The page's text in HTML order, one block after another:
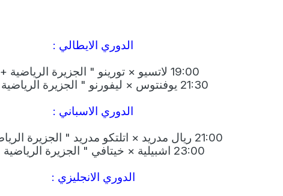
الدوري الايطالي :
19:00 لاتسيو × تورينو " الجزيرة الرياضية +1 "
21:30 يوفنتوس × ليفورنو " الجزيرة الرياضية +1 "
الدوري الاسباني :
21:00 ريال مدريد × اتلتكو مدريد " الجزيرة الرياضية +2"
23:00 اشبيلية × خيتافي " الجزيرة الرياضية +2"
الدوري الانجليزي :